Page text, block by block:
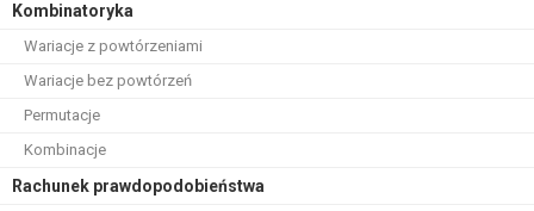
Kombinatoryka
Wariacje z powtórzeniami
Wariacje bez powtórzeń
Permutacje
Kombinacje
Rachunek prawdopodobieństwa